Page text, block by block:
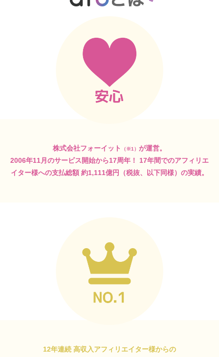
株式会社フォーイット （※1） が運営。
2006年11月のサービス開始から17周年！
17年間でのアフィリエ
イター様への支払総額 約1,111億円（税抜、以下同様）の実績。
12年連続 高収入アフィリエイター様からの